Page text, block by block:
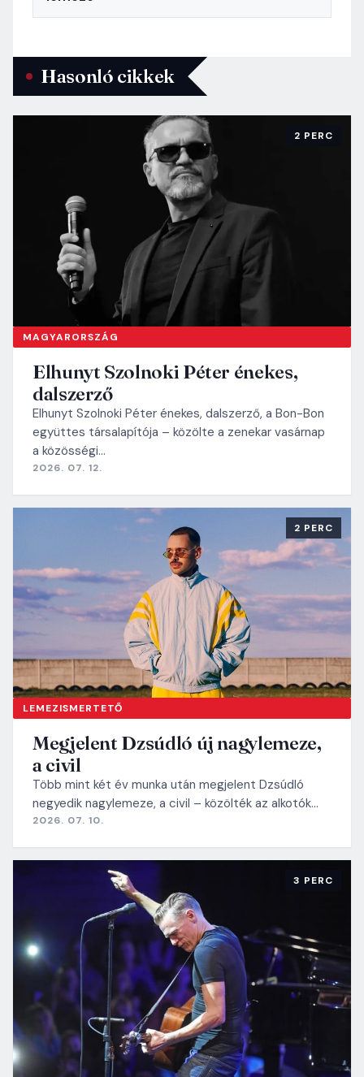
Hasonló cikkek
MAGYARORSZÁG
2 PERC
Elhunyt Szolnoki Péter énekes,
dalszerző
Elhunyt Szolnoki Péter énekes, dalszerző, a Bon-Bon
együttes társalapítója – közölte a zenekar vasárnap
a közösségi…
2026. 07. 12.
LEMEZISMERTETŐ
2 PERC
Megjelent Dzsúdló új nagylemeze,
a civil
Több mint két év munka után megjelent Dzsúdló
negyedik nagylemeze, a civil – közölték az alkotók…
2026. 07. 10.
3 PERC